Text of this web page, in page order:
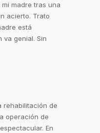
madre tras una
acierto. Trato
está
va genial. Sin
rehabilitación de
operación de
En